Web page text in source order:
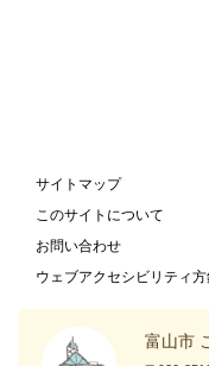
サイトマップ
このサイトについて
お問い合わせ
ウェブアクセシビリティ
富山市